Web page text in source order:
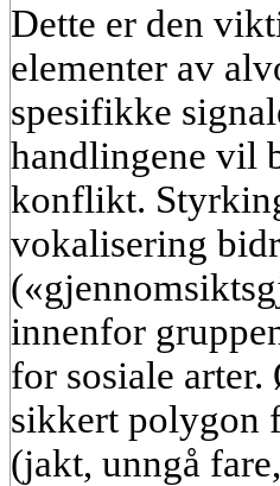
Dette er den
elementer av
spesifikke
handlingene vil
konflikt.
vokalisering
innenfor
for sosiale
sikkert polygon
(jakt, unngå